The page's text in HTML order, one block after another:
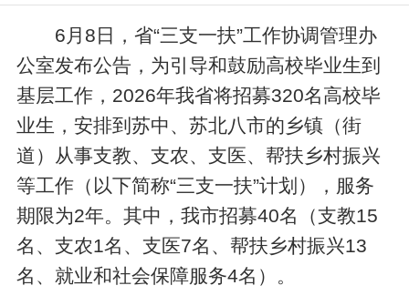
6月8日，省“三支一扶”工作协调管理办
公室发布公告，为引导和鼓励高校毕业生到
基层工作，2026年我省将招募320名高校毕
业生，安排到苏中、苏北八市的乡镇（街
道）从事支教、支农、支医、帮扶乡村振兴
等工作（以下简称“三支一扶”计划），服务
期限为2年。其中，我市招募40名（支教15
名、支农1名、支医7名、帮扶乡村振兴13
名、就业和社会保障服务4名）。